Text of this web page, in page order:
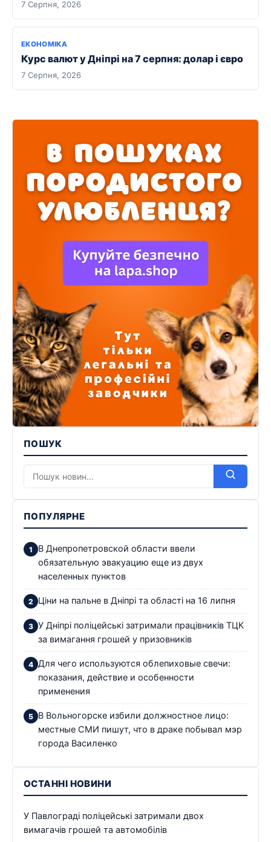
7 Серпня, 2026
ЕКОНОМІКА
Курс валют у Дніпрі на 7 серпня: долар і євро
7 Серпня, 2026
ПОШУК
ПОПУЛЯРНЕ
В Днепропетровской области ввели
обязательную эвакуацию еще из двух
населенных пунктов
Ціни на пальне в Дніпрі та області на 16 липня
У Дніпрі поліцейські затримали працівників ТЦК
за вимагання грошей у призовників
Для чего используются облепиховые свечи:
показания, действие и особенности
применения
В Вольногорске избили должностное лицо:
местные СМИ пишут, что в драке побывал мэр
города Василенко
ОСТАННІ НОВИНИ
У Павлограді поліцейські затримали двох
вимагачів грошей та автомобілів